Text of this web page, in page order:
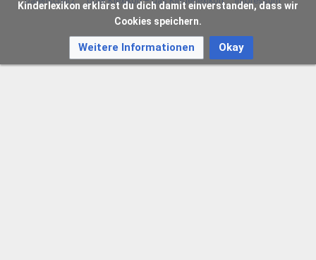
Kinderlexikon erklärst du dich damit einverstanden, dass wir
Cookies speichern.
Weitere Informationen Okay